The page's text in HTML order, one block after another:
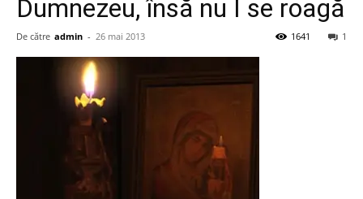
Dumnezeu, însă nu I se roagă
De către admin - 26 mai 2013 1
1641